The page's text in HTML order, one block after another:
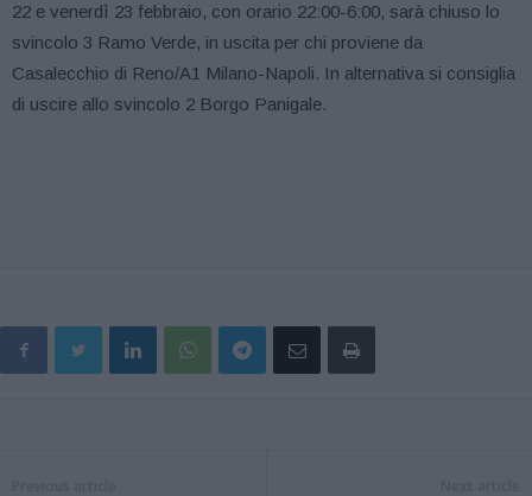
22 e venerdì 23 febbraio, con orario 22:00-6:00, sarà chiuso lo
svincolo 3 Ramo Verde, in uscita per chi proviene da
Casalecchio di Reno/A1 Milano-Napoli. In alternativa si consiglia
di uscire allo svincolo 2 Borgo Panigale.